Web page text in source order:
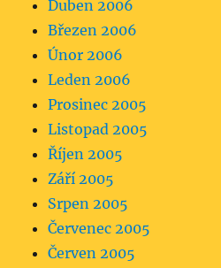
Duben 2006
Březen 2006
Únor 2006
Leden 2006
Prosinec 2005
Listopad 2005
Říjen 2005
Září 2005
Srpen 2005
Červenec 2005
Červen 2005